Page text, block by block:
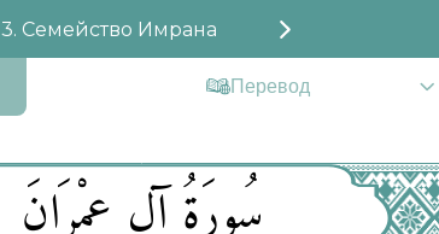
3. Семейство Имрана
Перевод